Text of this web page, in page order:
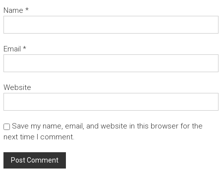
Name *
Email *
Website
Save my name, email, and website in this browser for the
next time I comment.